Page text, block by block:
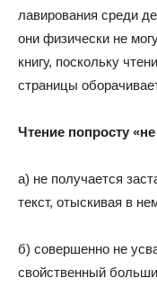
лавирования среди
они физически не
книгу, поскольку
страницы
Чтение попросту
а) не получается
текст, отыскивая в
б) совершенно не
свойственный